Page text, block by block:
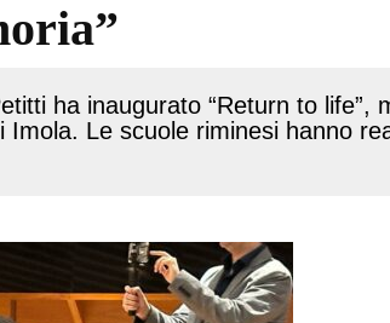
ha inaugurato “Return to life”,
Le scuole riminesi hanno